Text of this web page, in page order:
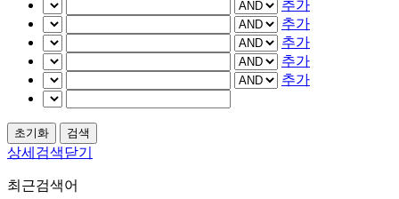
추가
추가
추가
추가
추가
상세검색닫기
최근검색어